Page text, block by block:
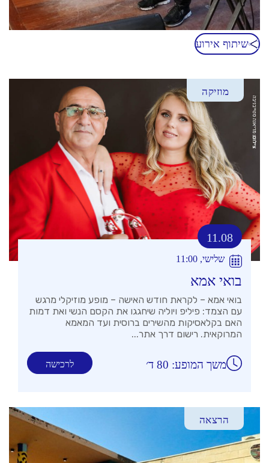
שיתוף אירוע
מוזיקה
11.08
שלישי, 11:00
בואי אמא
בואי אמא – לקראת חודש האישה – מופע מוזיקלי מרגש
עם הצמד: פיליפ ויוליה שיחגגו את הקסם הנשי ואת דמות
האם בקלאסיקות מהשירים ברוסית ועד המאמא
המרוקאית. רישום דרך אתר...
לרכישה משך המופע: 80 ד׳
הרצאה